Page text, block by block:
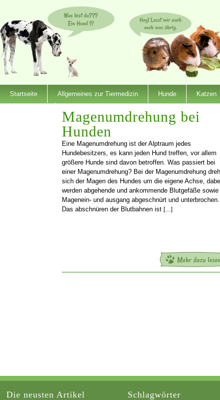
Startseite Allgemeines zur Tiermedizin Hunde Katzen
Magenumdrehung bei
Hunden
Eine Magenumdrehung ist der Alptraum jedes
Hundebesitzers, es kann jeden Hund treffen, vor allem
größere Hunde sind davon betroffen. Was passiert bei
einer Magenumdrehung? Bei der Magenumdrehung
sich der Magen des Hundes um die eigene Achse,
werden abgehende und ankommende Blutgefäße sowie
Magenein- und ausgang abgeschnürt und unterbrochen.
Das abschnüren der Blutbahnen ist […]
Die neusten Artikel Schlagwörter